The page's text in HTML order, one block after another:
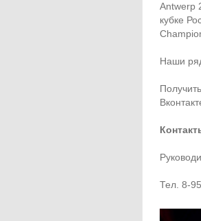
Antwerp
кубке
Наши
Тел. 8-